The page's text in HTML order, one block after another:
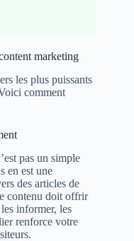
marketing
les plus puissants
comment
pas un simple
en est une
des articles de
contenu doit offrir
informer, les
renforce votre